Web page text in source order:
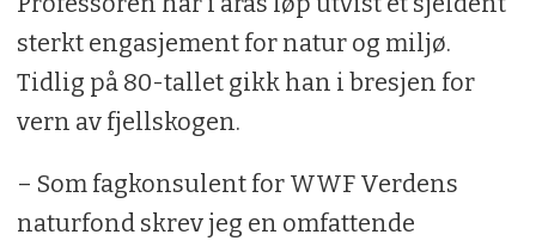
sterkt engasjement for natur og miljø.
Tidlig på 80-tallet gikk han i bresjen for
vern av fjellskogen.
– Som fagkonsulent for WWF Verdens
naturfond skrev jeg en omfattende